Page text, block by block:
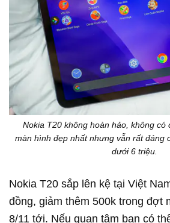
Nokia T20 không hoàn hảo, không có
màn hình đẹp nhất nhưng vẫn rất đáng
dưới 6 triệu.
Nokia T20 sắp lên kệ tại Việt
đồng, giảm thêm 500k trong đợt
8/11 tới. Nếu quan tâm bạn có